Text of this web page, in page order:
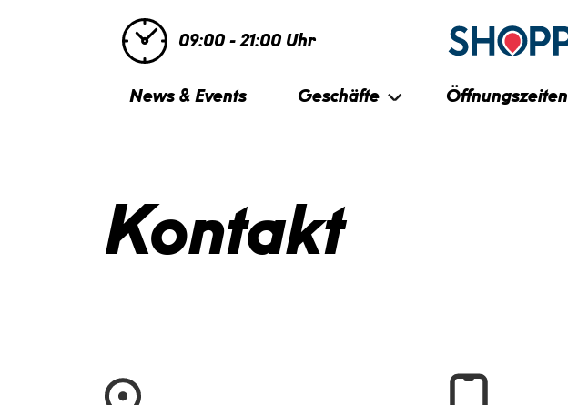
09:00 - 21:00 Uhr
News & Events Geschäfte Öffnungszeiten
Kontakt